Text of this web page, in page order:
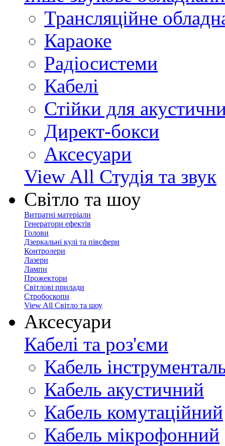
Трансляційне
Караоке
Радіосистеми
Кабелі
Стійки для
Директ-бокси
Аксесуари
View All Студія та звук
Світло та шоу
Витратні матеріали
Генератори ефектів
Голови
Дзеркальні кулі та півсфери
Контролери
Лазери
Лампи
Прожектори
Світлові прилади
Стробоскопи
View All Світло та шоу
Аксесуари
Кабелі та роз'єми
Кабель
Кабель акустичний
Кабель комутаційний
Кабель мікрофонний